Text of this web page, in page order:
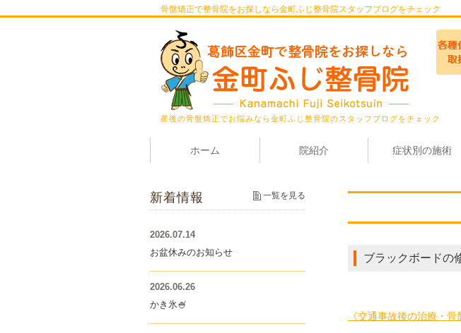
骨盤矯正で整骨院をお探しなら金町ふじ整骨院スタッフブログをチェック
産後の骨盤矯正でお悩みなら金町ふじ整骨院のスタッフブログをチェック
ホーム 院紹介 症状別の施術
ブラックボードの
《交通事故後の治療・
新着情報 一覧を見る
2026.07.14
お盆休みのお知らせ
2026.06.26
かき氷🍧